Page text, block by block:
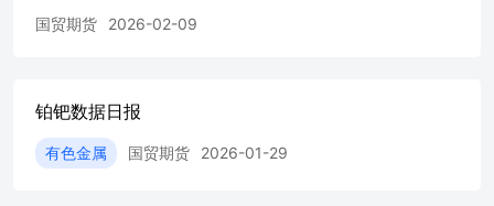
国贸期货 2026-02-09
铂钯数据日报
有色金属 国贸期货 2026-01-29